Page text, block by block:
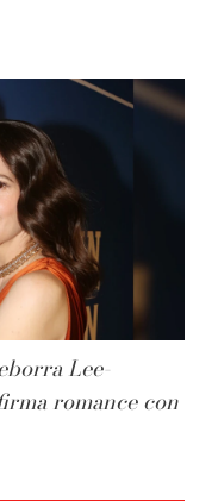
Lee-
romance con